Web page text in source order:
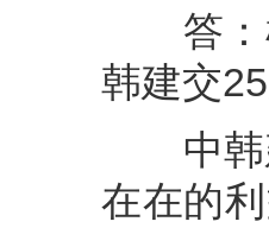
答：根
韩建交
中韩建
在在的